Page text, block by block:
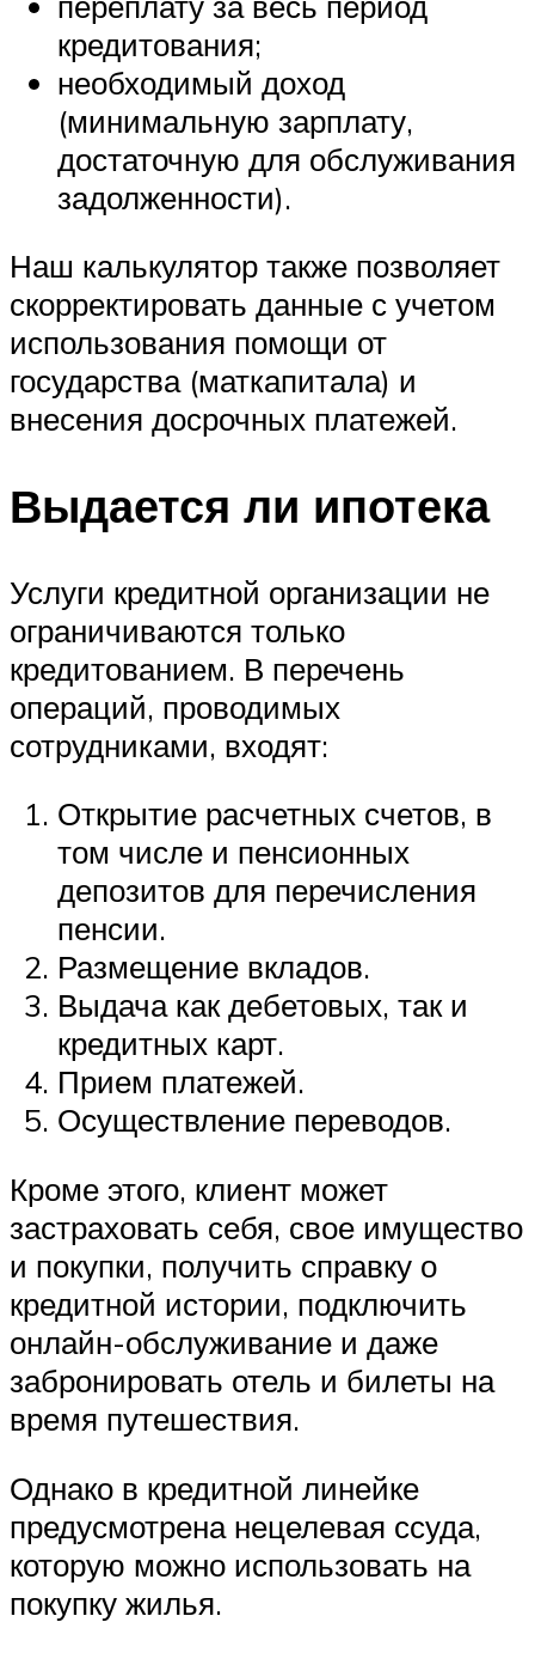
кредитования;
необходимый доход
(минимальную зарплату,
достаточную для обслуживания
задолженности).
Наш калькулятор также позволяет
скорректировать данные с учетом
использования помощи от
государства (маткапитала) и
внесения досрочных платежей.
Выдается ли ипотека
Услуги кредитной организации не
ограничиваются только
кредитованием. В перечень
операций, проводимых
сотрудниками, входят:
Открытие расчетных счетов, в
том числе и пенсионных
депозитов для перечисления
пенсии.
Размещение вкладов.
Выдача как дебетовых, так и
кредитных карт.
Прием платежей.
Осуществление переводов.
Кроме этого, клиент может
застраховать себя, свое имущество
и покупки, получить справку о
кредитной истории, подключить
онлайн-обслуживание и даже
забронировать отель и билеты на
время путешествия.
Однако в кредитной линейке
предусмотрена нецелевая ссуда,
которую можно использовать на
покупку жилья.